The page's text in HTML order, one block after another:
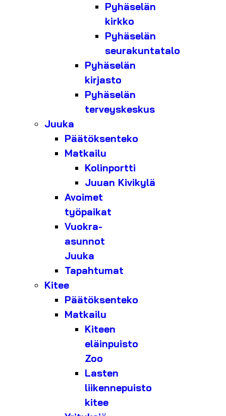
Pyhäselän
kirkko
Pyhäselän
seurakuntatalo
Pyhäselän
kirjasto
Pyhäselän
terveyskeskus
Juuka
Päätöksenteko
Matkailu
Kolinportti
Juuan Kivikylä
Avoimet
työpaikat
Vuokra-
asunnot
Juuka
Tapahtumat
Kitee
Päätöksenteko
Matkailu
Kiteen
eläinpuisto
Zoo
Lasten
liikennepuisto
kitee